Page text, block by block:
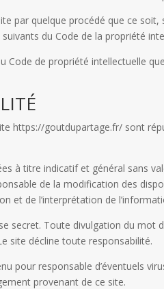
par quelque procédé que ce
du Code de la propriété
Code de propriété intellectuelle
https://goutdupartage.fr/ sont
à titre indicatif et général sans
de la modification des
et de l’interprétation de
secret. Toute divulgation du
site décline toute responsabilité.
pour responsable d’éventuels
provenant de ce site.